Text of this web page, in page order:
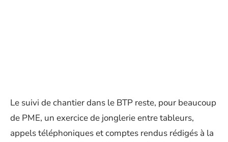
Le suivi de chantier dans le BTP reste, pour beaucoup
de PME, un exercice de jonglerie entre tableurs,
appels téléphoniques et comptes rendus rédigés à la